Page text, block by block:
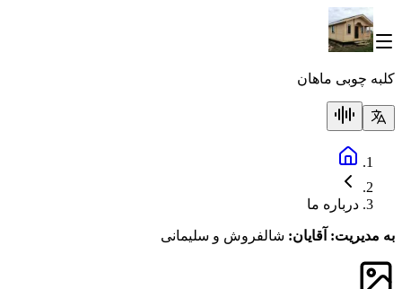
کلبه چوبی ماهان
درباره ما
به مدیریت: آقایان: شالفروش و سلیمانی